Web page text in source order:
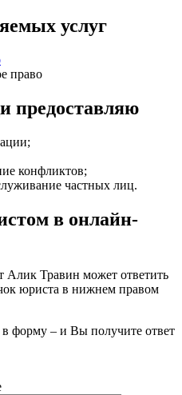
услуг
право
предоставляю
;
конфликтов;
частных лиц.
в онлайн-
Алик Травин может ответить
юриста в нижнем правом
форму – и Вы получите ответ